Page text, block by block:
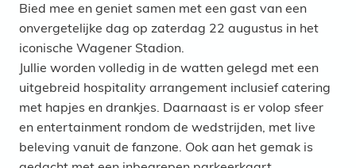
Bied mee en geniet samen met een gast van een
onvergetelijke dag op zaterdag 22 augustus in het
iconische Wagener Stadion.
Jullie worden volledig in de watten gelegd met een
uitgebreid hospitality arrangement inclusief catering
met hapjes en drankjes. Daarnaast is er volop sfeer
en entertainment rondom de wedstrijden, met live
beleving vanuit de fanzone. Ook aan het gemak is